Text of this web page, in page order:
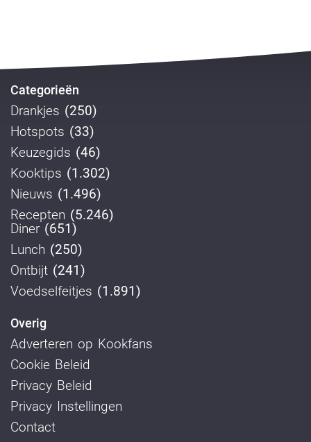
Categorieën
Drankjes (250)
Hotspots (33)
Keuzegids (46)
Kooktips (1.302)
Nieuws (1.496)
Recepten (5.246)
Diner (651)
Lunch (250)
Ontbijt (241)
Voedselfeitjes (1.891)
Overig
Adverteren op Kookfans
Cookie Beleid
Privacy Beleid
Privacy Instellingen
Contact